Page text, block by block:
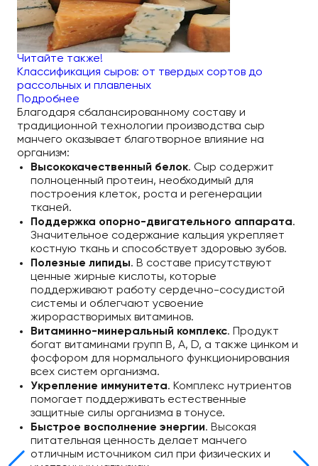
Читайте также!
Классификация сыров: от твердых сортов до
рассольных и плавленых
Подробнее
Благодаря сбалансированному составу и
традиционной технологии производства сыр
манчего оказывает благотворное влияние на
организм:
Высококачественный белок. Сыр содержит
полноценный протеин, необходимый для
построения клеток, роста и регенерации
тканей.
Поддержка опорно-двигательного аппарата.
Значительное содержание кальция укрепляет
костную ткань и способствует здоровью зубов.
Полезные липиды. В составе присутствуют
ценные жирные кислоты, которые
поддерживают работу сердечно-сосудистой
системы и облегчают усвоение
жирорастворимых витаминов.
Витаминно-минеральный комплекс. Продукт
богат витаминами групп В, А, D, а также цинком и
фосфором для нормального функционирования
всех систем организма.
Укрепление иммунитета. Комплекс нутриентов
помогает поддерживать естественные
защитные силы организма в тонусе.
Быстрое восполнение энергии. Высокая
питательная ценность делает манчего
отличным источником сил при физических и